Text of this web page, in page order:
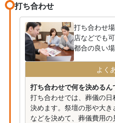
打ち合わせ
打ち合わせ
店などでも
都合の良い
よく
打ち合わせで何を決めるん
打ち合わせでは、葬儀の
決めます。祭壇の形や大
などを決めて、葬儀費用